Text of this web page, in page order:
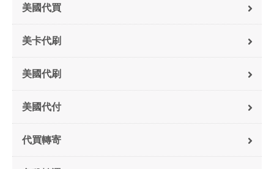
美國代買
美卡代刷
美國代刷
美國代付
代買轉寄